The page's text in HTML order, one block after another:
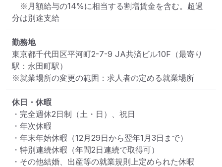
※月額給与の14%に相当する割増賃金を含む。超過
分は別途支給
勤務地
東京都千代田区平河町2-7-9 JA共済ビル10F （最寄り
駅：永田町駅）
※就業場所の変更の範囲：求人者の定める就業場所
休日・休暇
・完全週休2日制（土・日）、祝日
・年次休暇
・年末年始休暇（12月29日から翌年1月3日まで）
・特別連続休暇（年間2日連続で取得可）
・その他結婚、出産等の就業規則上定められた休暇